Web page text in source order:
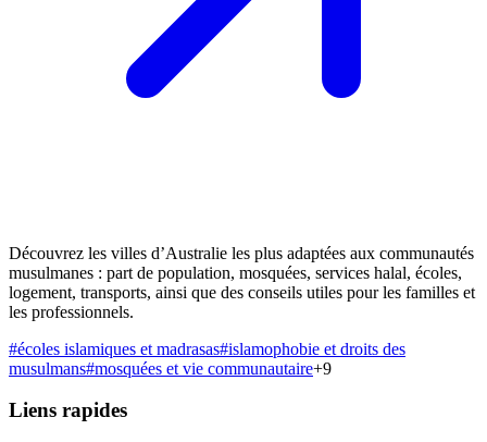
Découvrez les villes d’Australie les plus adaptées aux communautés
musulmanes : part de population, mosquées, services halal, écoles,
logement, transports, ainsi que des conseils utiles pour les familles et
les professionnels.
#écoles islamiques et madrasas#islamophobie et droits des
musulmans#mosquées et vie communautaire+9
Liens rapides